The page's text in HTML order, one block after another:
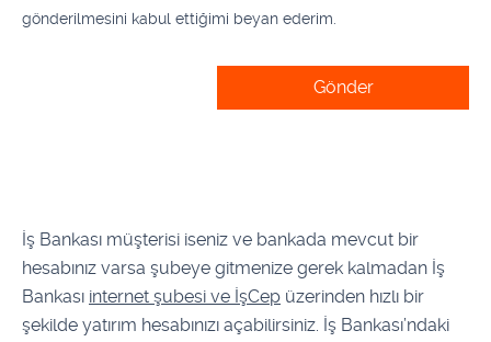
gönderilmesini kabul ettiğimi beyan ederim.
Gönder
İş Bankası müşterisi iseniz ve bankada mevcut bir
hesabınız varsa şubeye gitmenize gerek kalmadan İş
Bankası internet şubesi ve İşCep üzerinden hızlı bir
şekilde yatırım hesabınızı açabilirsiniz. İş Bankası’ndaki